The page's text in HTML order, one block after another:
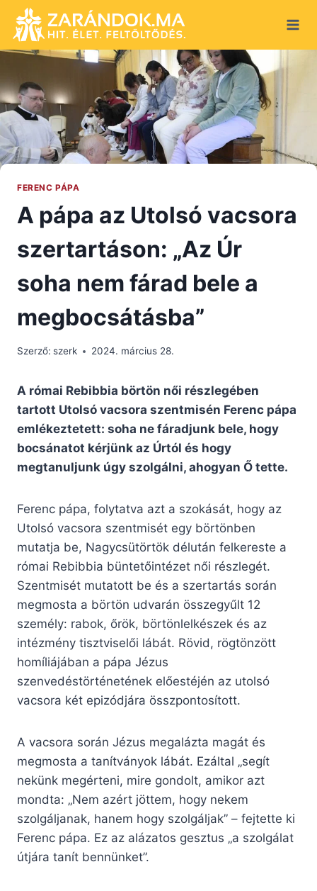
content
FERENC PÁPA
A pápa az Utolsó vacsora
szertartáson: „Az Úr
soha nem fárad bele a
megbocsátásba”
Szerző: szerk 2024. március 28.
A római Rebibbia börtön női részlegében
tartott Utolsó vacsora szentmisén Ferenc pápa
emlékeztetett: soha ne fáradjunk bele, hogy
bocsánatot kérjünk az Úrtól és hogy
megtanuljunk úgy szolgálni, ahogyan Ő tette.
Ferenc pápa, folytatva azt a szokását, hogy az
Utolsó vacsora szentmisét egy börtönben
mutatja be, Nagycsütörtök délután felkereste a
római Rebibbia büntetőintézet női részlegét.
Szentmisét mutatott be és a szertartás során
megmosta a börtön udvarán összegyűlt 12
személy: rabok, őrök, börtönlelkészek és az
intézmény tisztviselői lábát. Rövid, rögtönzött
homíliájában a pápa Jézus
szenvedéstörténetének előestéjén az utolsó
vacsora két epizódjára összpontosított.
A vacsora során Jézus megalázta magát és
megmosta a tanítványok lábát. Ezáltal „segít
nekünk megérteni, mire gondolt, amikor azt
mondta: „Nem azért jöttem, hogy nekem
szolgáljanak, hanem hogy szolgáljak” – fejtette ki
Ferenc pápa. Ez az alázatos gesztus „a szolgálat
útjára tanít bennünket”.